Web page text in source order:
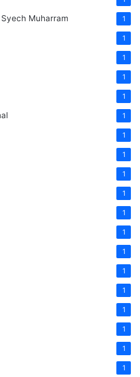
Muharram 1
1
1
1
1
1
1
1
1
1
1
1
1
1
1
1
1
1
1